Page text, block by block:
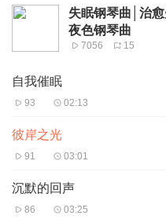
失眠钢琴曲│治
夜色钢琴曲
7056 15
自我催眠
93 02:13
彼岸之光
91 03:01
沉默的回声
86 03:25